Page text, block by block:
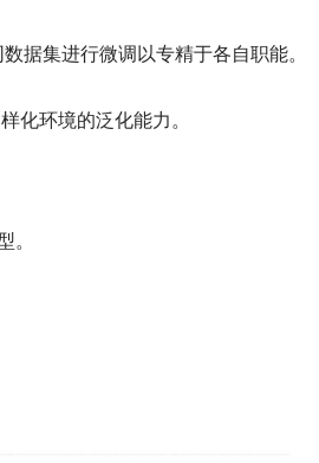
据集进行微调以专精于各自职能。
化环境的泛化能力。